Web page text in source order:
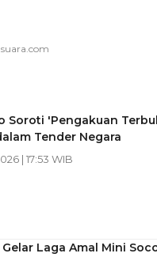
Soroti 'Pengakuan
Tender Negara
| 17:53 WIB
Laga Amal Mini